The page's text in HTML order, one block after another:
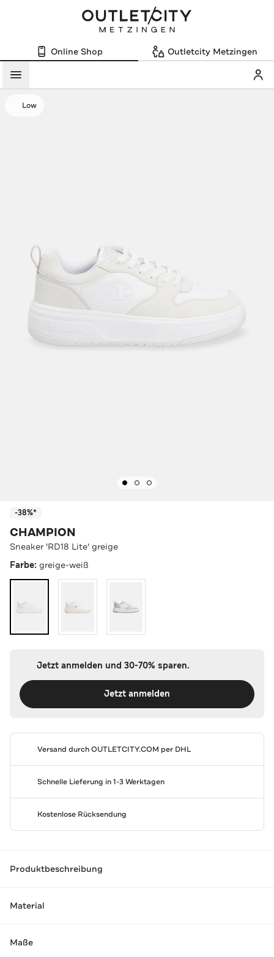
Online Shop Outletcity Metzingen
Menü
Low
-38%*
CHAMPION
Sneaker 'RD18 Lite' greige
Farbe: greige-weiß
Jetzt anmelden und 30-70% sparen.
Jetzt anmelden
Versand durchOUTLETCITY.COM per DHL
Schnelle Lieferung in 1-3 Werktagen
Kostenlose Rücksendung
Produktbeschreibung
Material
Maße